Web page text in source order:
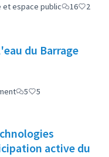
et espace public 16 2
du Barrage
5 5
active du